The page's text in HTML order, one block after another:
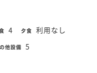
4 夕食 利用なし
他設備 5